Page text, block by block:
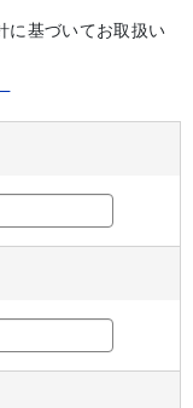
に基づいてお取扱い